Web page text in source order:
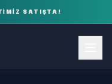
SATIŞTA!